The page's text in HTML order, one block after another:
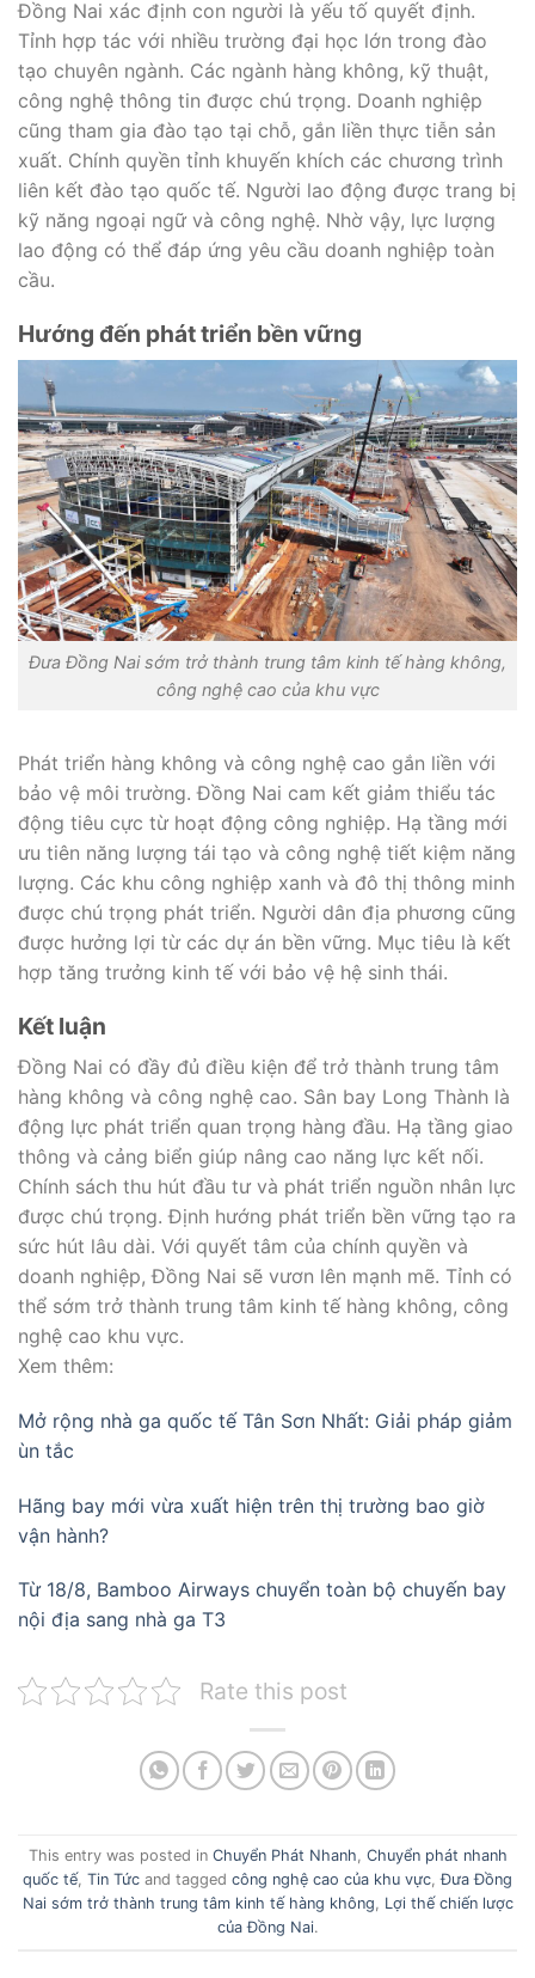
Đồng Nai xác định con người là yếu tố quyết định.
Tỉnh hợp tác với nhiều trường đại học lớn trong đào
tạo chuyên ngành. Các ngành hàng không, kỹ thuật,
công nghệ thông tin được chú trọng. Doanh nghiệp
cũng tham gia đào tạo tại chỗ, gắn liền thực tiễn sản
xuất. Chính quyền tỉnh khuyến khích các chương trình
liên kết đào tạo quốc tế. Người lao động được trang bị
kỹ năng ngoại ngữ và công nghệ. Nhờ vậy, lực lượng
lao động có thể đáp ứng yêu cầu doanh nghiệp toàn
cầu.
Hướng đến phát triển bền vững
Đưa Đồng Nai sớm trở thành trung tâm kinh tế hàng không,
công nghệ cao của khu vực
Phát triển hàng không và công nghệ cao gắn liền với
bảo vệ môi trường. Đồng Nai cam kết giảm thiểu tác
động tiêu cực từ hoạt động công nghiệp. Hạ tầng mới
ưu tiên năng lượng tái tạo và công nghệ tiết kiệm năng
lượng. Các khu công nghiệp xanh và đô thị thông minh
được chú trọng phát triển. Người dân địa phương cũng
được hưởng lợi từ các dự án bền vững. Mục tiêu là kết
hợp tăng trưởng kinh tế với bảo vệ hệ sinh thái.
Kết luận
Đồng Nai có đầy đủ điều kiện để trở thành trung tâm
hàng không và công nghệ cao. Sân bay Long Thành là
động lực phát triển quan trọng hàng đầu. Hạ tầng giao
thông và cảng biển giúp nâng cao năng lực kết nối.
Chính sách thu hút đầu tư và phát triển nguồn nhân lực
được chú trọng. Định hướng phát triển bền vững tạo ra
sức hút lâu dài. Với quyết tâm của chính quyền và
doanh nghiệp, Đồng Nai sẽ vươn lên mạnh mẽ. Tỉnh có
thể sớm trở thành trung tâm kinh tế hàng không, công
nghệ cao khu vực.
Xem thêm:
Mở rộng nhà ga quốc tế Tân Sơn Nhất: Giải pháp giảm
ùn tắc
Hãng bay mới vừa xuất hiện trên thị trường bao giờ
vận hành?
Từ 18/8, Bamboo Airways chuyển toàn bộ chuyến bay
nội địa sang nhà ga T3
Rate this post
This entry was posted in Chuyển Phát Nhanh Chuyển phát nhanh
quốc tế Tin Tức and tagged công nghệ cao của khu vực ,Đưa Đồng
Nai sớm trở thành trung tâm kinh tế hàng không
Lợi thế chiến lược
của Đồng Nai.